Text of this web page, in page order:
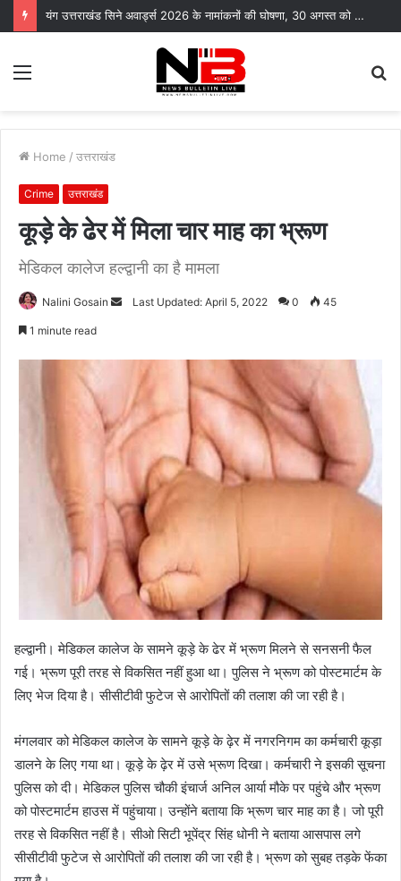
यंग उत्तराखंड सिने अवार्ड्स 2026 के नामांकनों की घोषणा, 30 अगस्त को भारत मंडपम में होगा भव्य समारोह
Menu
Home / उत्तराखंड
Crime उत्तराखंड
कूड़े के ढेर में मिला चार माह का भ्रूण
मेडिकल कालेज हल्द्वानी का है मामला
Nalini Gosain
SendLast Updated: April 5, 2022 0 45
1 minute read
हल्द्वानी। मेडिकल कालेज के सामने कूड़े के ढेर में भ्रूण मिलने से सनसनी फैल
गई। भ्रूण पूरी तरह से विकसित नहीं हुआ था। पुलिस ने भ्रूण को पोस्टमार्टम के
लिए भेज दिया है। सीसीटीवी फुटेज से आरोपितों की तलाश की जा रही है।
मंगलवार को मेडिकल कालेज के सामने कूड़े के ढ़ेर में नगरनिगम का कर्मचारी कूड़ा
डालने के लिए गया था। कूड़े के ढ़ेर में उसे भ्रूण दिखा। कर्मचारी ने इसकी सूचना
पुलिस को दी। मेडिकल पुलिस चौकी इंचार्ज अनिल आर्या मौके पर पहुंचे और भ्रूण
को पोस्टमार्टम हाउस में पहुंचाया। उन्होंने बताया कि भ्रूण चार माह का है। जो पूरी
तरह से विकसित नहीं है। सीओ सिटी भूपेंद्र सिंह धोनी ने बताया आसपास लगे
सीसीटीवी फुटेज से आरोपितों की तलाश की जा रही है। भ्रूण को सुबह तड़के फेंका